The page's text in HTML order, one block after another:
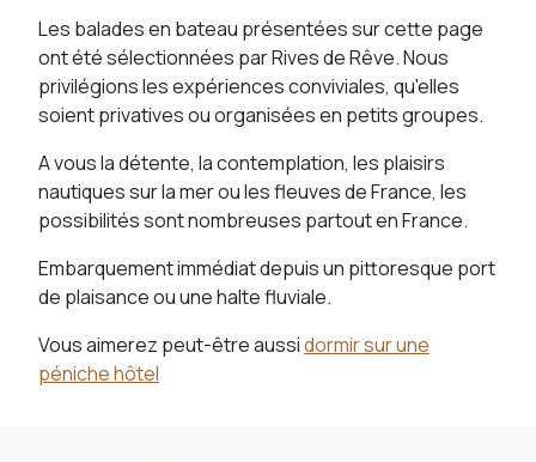
Les balades en bateau présentées sur cette page
ont été sélectionnées par Rives de Rêve. Nous
privilégions les expériences conviviales, qu'elles
soient privatives ou organisées en petits groupes.
A vous la détente, la contemplation, les plaisirs
nautiques sur la mer ou les fleuves de France, les
possibilités sont nombreuses partout en France.
Embarquement immédiat depuis un pittoresque port
de plaisance ou une halte fluviale.
Vous aimerez peut-être aussidormir sur une
péniche hôtel